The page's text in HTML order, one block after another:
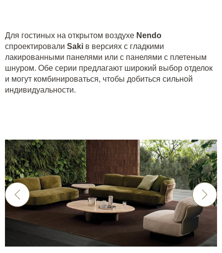
Для гостиных на открытом воздухе Nendo
спроектировали Saki в версиях с гладкими
лакированными панелями или с панелями с плетеным
шнуром. Обе серии предлагают широкий выбор отделок
и могут комбинироваться, чтобы добиться сильной
индивидуальности.